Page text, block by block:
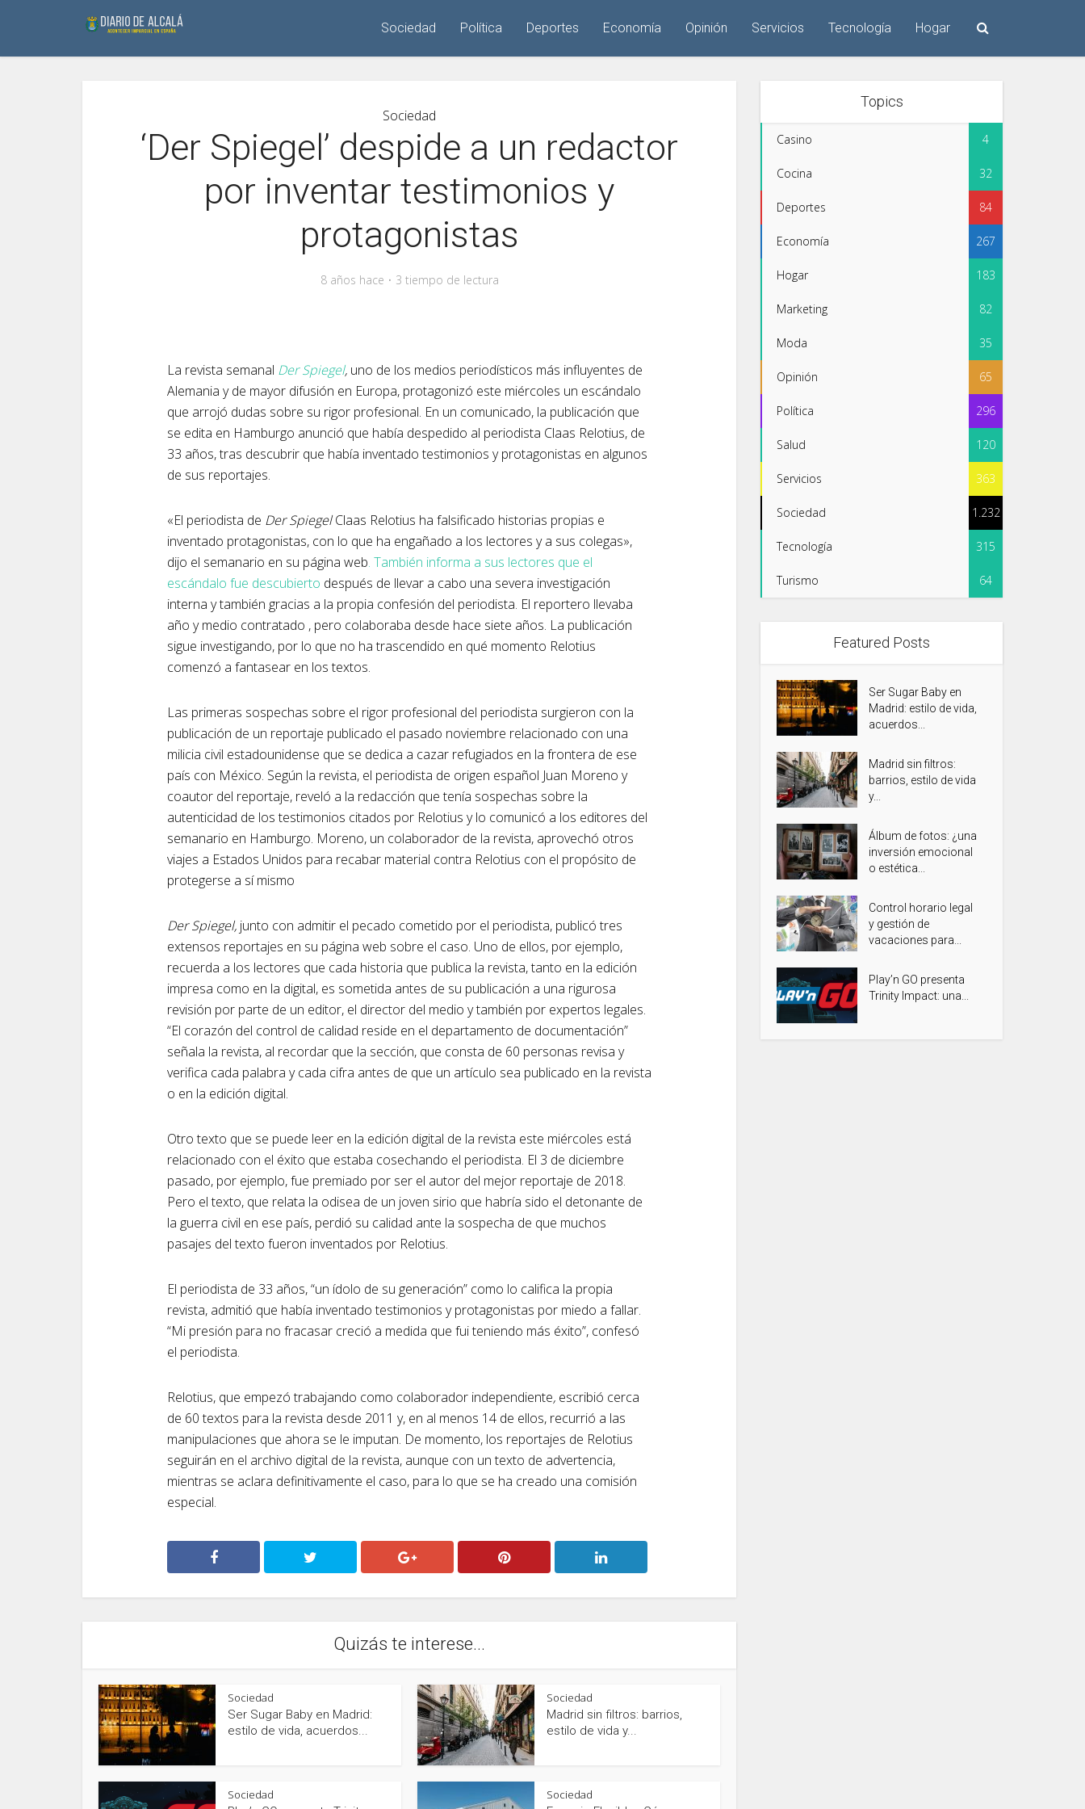
Sociedad Política Deportes Economía Opinión Servicios Tecnología Hogar
Sociedad
‘Der Spiegel’ despide a un redactor
por inventar testimonios y
protagonistas
8 años hace 3 tiempo de lectura
La revista semanal Der Spiegel, uno de los medios periodísticos más influyentes de
Alemania y de mayor difusión en Europa, protagonizó este miércoles un escándalo
que arrojó dudas sobre su rigor profesional. En un comunicado, la publicación que
se edita en Hamburgo anunció que había despedido al periodista Claas Relotius, de
33 años, tras descubrir que había inventado testimonios y protagonistas en algunos
de sus reportajes.
«El periodista de Der SpiegelClaas Relotius ha falsificado historias propias e
inventado protagonistas, con lo que ha engañado a los lectores y a sus colegas»,
dijo el semanario en su página web. También informa a sus lectores que el
escándalo fue descubierto después de llevar a cabo una severa investigación
interna y también gracias a la propia confesión del periodista. El reportero llevaba
año y medio contratado , pero colaboraba desde hace siete años. La publicación
sigue investigando, por lo que no ha trascendido en qué momento Relotius
comenzó a fantasear en los textos.
Las primeras sospechas sobre el rigor profesional del periodista surgieron con la
publicación de un reportaje publicado el pasado noviembre relacionado con una
milicia civil estadounidense que se dedica a cazar refugiados en la frontera de ese
país con México. Según la revista, el periodista de origen español Juan Moreno y
coautor del reportaje, reveló a la redacción que tenía sospechas sobre la
autenticidad de los testimonios citados por Relotius y lo comunicó a los editores del
semanario en Hamburgo. Moreno, un colaborador de la revista, aprovechó otros
viajes a Estados Unidos para recabar material contra Relotius con el propósito de
protegerse a sí mismo
Der Spiegel, junto con admitir el pecado cometido por el periodista, publicó tres
extensos reportajes en su página web sobre el caso. Uno de ellos, por ejemplo,
recuerda a los lectores que cada historia que publica la revista, tanto en la edición
impresa como en la digital, es sometida antes de su publicación a una rigurosa
revisión por parte de un editor, el director del medio y también por expertos legales.
“El corazón del control de calidad reside en el departamento de documentación”
señala la revista, al recordar que la sección, que consta de 60 personas revisa y
verifica cada palabra y cada cifra antes de que un artículo sea publicado en la revista
o en la edición digital.
Otro texto que se puede leer en la edición digital de la revista este miércoles está
relacionado con el éxito que estaba cosechando el periodista. El 3 de diciembre
pasado, por ejemplo, fue premiado por ser el autor del mejor reportaje de 2018.
Pero el texto, que relata la odisea de un joven sirio que habría sido el detonante de
la guerra civil en ese país, perdió su calidad ante la sospecha de que muchos
pasajes del texto fueron inventados por Relotius.
El periodista de 33 años, “un ídolo de su generación” como lo califica la propia
revista, admitió que había inventado testimonios y protagonistas por miedo a fallar.
“Mi presión para no fracasar creció a medida que fui teniendo más éxito”, confesó
el periodista.
Relotius, que empezó trabajando como colaborador independiente, escribió cerca
de 60 textos para la revista desde 2011 y, en al menos 14 de ellos, recurrió a las
manipulaciones que ahora se le imputan. De momento, los reportajes de Relotius
seguirán en el archivo digital de la revista, aunque con un texto de advertencia,
mientras se aclara definitivamente el caso, para lo que se ha creado una comisión
especial.
Quizás te interese...
Sociedad
Ser Sugar Baby en Madrid:
estilo de vida, acuerdos...
Sociedad
Madrid sin filtros: barrios,
estilo de vida y...
Sociedad
Sociedad
Topics
Casino 4
Cocina 32
Deportes 84
Economía 267
Hogar 183
Marketing 82
Moda 35
Opinión 65
Política 296
Salud 120
Servicios 363
Sociedad 1.232
Tecnología 315
Turismo 64
Featured Posts
Ser Sugar Baby en
Madrid: estilo de vida,
acuerdos...
Madrid sin filtros:
barrios, estilo de vida
y...
Álbum de fotos: ¿una
inversión emocional
o estética...
Control horario legal
y gestión de
vacaciones para...
Play’n GO presenta
Trinity Impact: una...